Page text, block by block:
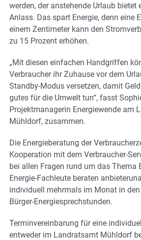
werden, der anstehende Urlaub bietet
Anlass. Das spart Energie, denn eine
einem Zentimeter kann den
zu 15 Prozent erhöhen.
„Mit diesen einfachen Handgriffen
Verbraucher ihr Zuhause vor dem
Standby-Modus versetzen, damit
gutes für die Umwelt tun“, fasst
Projektmanagerin Energiewende am
Mühldorf, zusammen.
Die Energieberatung der
Kooperation mit dem Verbraucher-
bei allen Fragen rund um das Thema
Energie-Fachleute beraten
individuell mehrmals im Monat in
Bürger-Energiesprechstunden.
Termin­vereinbarung für eine
entweder im Landratsamt Mühldorf